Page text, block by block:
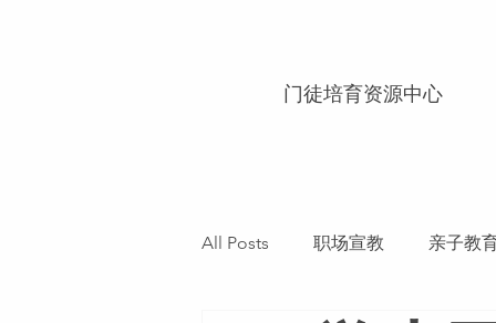
门徒培育资源中心
All Posts 职场宣教 亲子教